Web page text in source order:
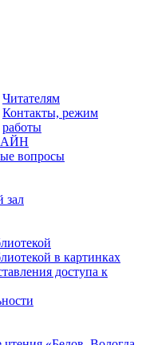
Читателям
Контакты, режим
работы
вопросы
зал
в картинках
доступа к